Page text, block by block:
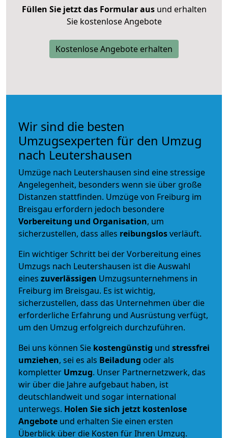
Füllen Sie jetzt das Formular ausund erhalten
Sie kostenlose Angebote
Kostenlose Angebote erhalten
Wir sind die besten
Umzugsexperten für den Umzug
nach Leutershausen
Umzüge nach Leutershausen sind eine stressige
Angelegenheit, besonders wenn sie über große
Distanzen stattfinden. Umzüge von Freiburg im
Breisgau erfordern jedoch besondere
Vorbereitung und Organisation, um
sicherzustellen, dass alles reibungslosverläuft.
Ein wichtiger Schritt bei der Vorbereitung eines
Umzugs nach Leutershausen ist die Auswahl
eines zuverlässigen Umzugsunternehmens in
Freiburg im Breisgau. Es ist wichtig,
sicherzustellen, dass das Unternehmen über die
erforderliche Erfahrung und Ausrüstung verfügt,
um den Umzug erfolgreich durchzuführen.
Bei uns können Sie kostengünstig und stressfrei
umziehen, sei es als Beiladung oder als
kompletter Umzug. Unser Partnernetzwerk, das
wir über die Jahre aufgebaut haben, ist
deutschlandweit und sogar international
unterwegs. Holen Sie sich jetzt kostenlose
Angebote und erhalten Sie einen ersten
Überblick über die Kosten für Ihren Umzug.